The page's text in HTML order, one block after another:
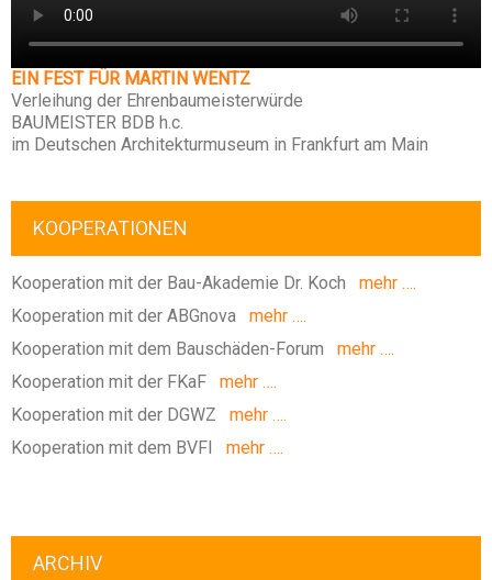
EIN FEST FÜR MARTIN WENTZ
Verleihung der Ehrenbaumeisterwürde
BAUMEISTER BDB h.c.
im Deutschen Architekturmuseum in Frankfurt am Main
KOOPERATIONEN
Kooperation mit der Bau-Akademie Dr. Koch mehr ….
Kooperation mit der ABGnova mehr ….
Kooperation mit dem Bauschäden-Forum mehr ….
Kooperation mit der FKaF mehr ….
Kooperation mit der DGWZ mehr ….
Kooperation mit dem BVFI
mehr ….
ARCHIV